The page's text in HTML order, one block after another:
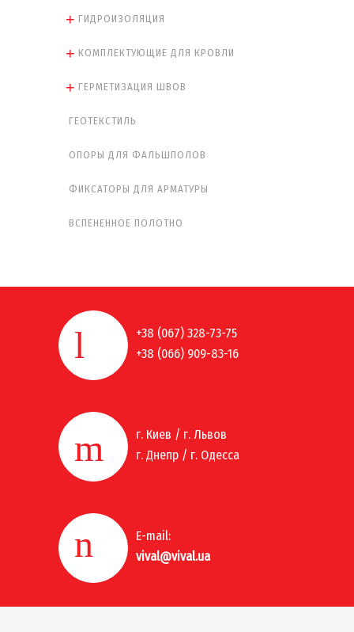
ГИДРОИЗОЛЯЦИЯ
КОМПЛЕКТУЮЩИЕ ДЛЯ КРОВЛИ
ГЕРМЕТИЗАЦИЯ ШВОВ
ГЕОТЕКСТИЛЬ
ОПОРЫ ДЛЯ ФАЛЬШПОЛОВ
ФИКСАТОРЫ ДЛЯ АРМАТУРЫ
ВСПЕНЕННОЕ ПОЛОТНО
+38 (067) 328-73-75
+38 (066) 909-83-16
г. Киев / г. Львов
г. Днепр / г. Одесса
E-mail:
vival@vival.ua